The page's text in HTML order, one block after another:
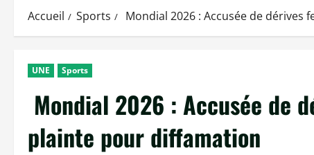
Accueil Sports Mondial 2026 : Accusée de dérives
UNE Sports
Mondial 2026 : Accusée de
plainte pour diffamation